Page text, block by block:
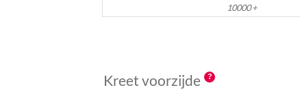
10000 +
Kreet voorzijde